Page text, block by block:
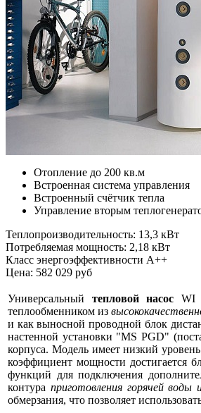
Отопление до 200 кв.м
Встроенная система управления
Встроенный счётчик тепла
Управление вторым
Теплопроизводительность: 13,3 кВт
Потребляемая мощность: 2,18 кВт
Класс энергоэффективности A++
Цена: 582 029 руб
Универсальный тепловой насос WI
теплообменником из
и как выносной проводной блок
настенной установки "MS PGD"
корпуса. Модель имеет низкий
коэффициент мощности достигается
функций для подключения
контура приготовления горячей воды
обмерзания, что позволяет